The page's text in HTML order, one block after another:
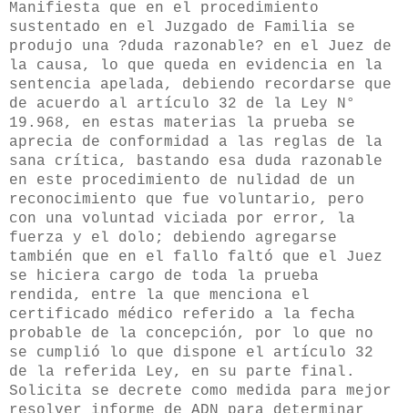
Manifiesta que en el procedimiento
sustentado en el Juzgado de Familia se
produjo una ?duda razonable? en el Juez de
la causa, lo que queda en evidencia en la
sentencia apelada, debiendo recordarse que
de acuerdo al artículo 32 de la Ley N°
19.968, en estas materias la prueba se
aprecia de conformidad a las reglas de la
sana crítica, bastando esa duda razonable
en este procedimiento de nulidad de un
reconocimiento que fue voluntario, pero
con una voluntad viciada por error, la
fuerza y el dolo; debiendo agregarse
también que en el fallo faltó que el Juez
se hiciera cargo de toda la prueba
rendida, entre la que menciona el
certificado médico referido a la fecha
probable de la concepción, por lo que no
se cumplió lo que dispone el artículo 32
de la referida Ley, en su parte final.
Solicita se decrete como medida para mejor